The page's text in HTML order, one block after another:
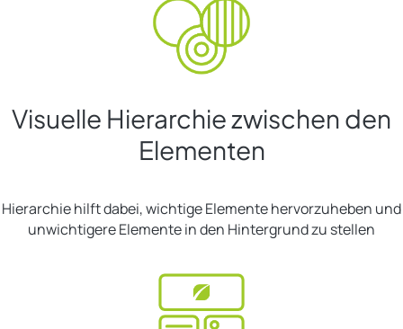
Visuelle Hierarchie zwischen den
Elementen
Hierarchie hilft dabei, wichtige Elemente hervorzuheben und
unwichtigere Elemente in den Hintergrund zu stellen